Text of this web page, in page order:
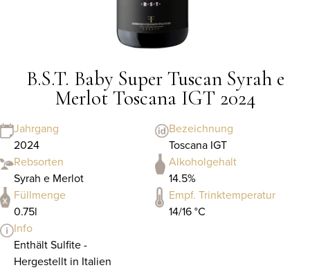
B.S.T. Baby Super Tuscan Syrah e
Merlot Toscana IGT 2024
Jahrgang
2024
Bezeichnung
Toscana IGT
Rebsorten
Syrah e Merlot
Alkoholgehalt
14.5%
Füllmenge
0.75l
Empf. Trinktemperatur
14/16 °C
Info
Enthält Sulfite -
Hergestellt in Italien